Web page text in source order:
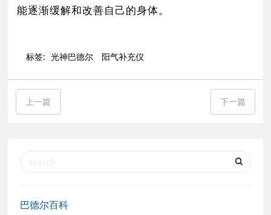
能逐渐缓解和改善自己的身体。
标签: 光神巴德尔 阳气补充仪
上一篇 下一篇
巴德尔百科